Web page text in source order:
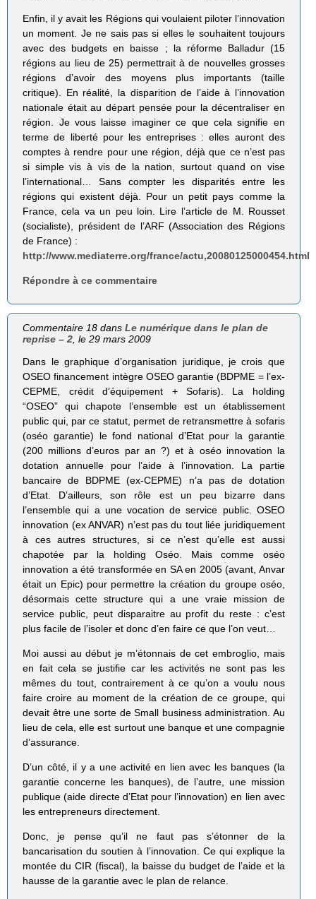
Enfin, il y avait les Régions qui voulaient piloter l’innovation
un moment. Je ne sais pas si elles le souhaitent toujours
avec des budgets en baisse ; la réforme Balladur (15
régions au lieu de 25) permettrait à de nouvelles grosses
régions d’avoir des moyens plus importants (taille
critique). En réalité, la disparition de l’aide à l’innovation
nationale était au départ pensée pour la décentraliser en
région. Je vous laisse imaginer ce que cela signifie en
terme de liberté pour les entreprises : elles auront des
comptes à rendre pour une région, déjà que ce n’est pas
si simple vis à vis de la nation, surtout quand on vise
l’international… Sans compter les disparités entre les
régions qui existent déjà. Pour un petit pays comme la
France, cela va un peu loin. Lire l’article de M. Rousset
(socialiste), président de l’ARF (Association des Régions
de France) :
http://www.mediaterre.org/france/actu,20080125000454.html
Répondre à ce commentaire
Commentaire 18 dansLe numérique dans le plan de
reprise – 2 , le 29 mars 2009
Dans le graphique d’organisation juridique, je crois que
OSEO financement intègre OSEO garantie (BDPME = l’ex-
CEPME, crédit d’équipement + Sofaris). La holding
“OSEO” qui chapote l’ensemble est un établissement
public qui, par ce statut, permet de retransmettre à sofaris
(oséo garantie) le fond national d’Etat pour la garantie
(200 millions d’euros par an ?) et à oséo innovation la
dotation annuelle pour l’aide à l’innovation. La partie
bancaire de BDPME (ex-CEPME) n’a pas de dotation
d’Etat. D’ailleurs, son rôle est un peu bizarre dans
l’ensemble qui a une vocation de service public. OSEO
innovation (ex ANVAR) n’est pas du tout liée juridiquement
à ces autres structures, si ce n’est qu’elle est aussi
chapotée par la holding Oséo. Mais comme oséo
innovation a été transformée en SA en 2005 (avant, Anvar
était un Epic) pour permettre la création du groupe oséo,
désormais cette structure qui a une vraie mission de
service public, peut disparaitre au profit du reste : c’est
plus facile de l’isoler et donc d’en faire ce que l’on veut…
Moi aussi au début je m’étonnais de cet embroglio, mais
en fait cela se justifie car les activités ne sont pas les
mêmes du tout, contrairement à ce qu’on a voulu nous
faire croire au moment de la création de ce groupe, qui
devait être une sorte de Small business administration. Au
lieu de cela, elle est surtout une banque et une compagnie
d’assurance.
D’un côté, il y a une activité en lien avec les banques (la
garantie concerne les banques), de l’autre, une mission
publique (aide directe d’Etat pour l’innovation) en lien avec
les entrepreneurs directement.
Donc, je pense qu’il ne faut pas s’étonner de la
bancarisation du soutien à l’innovation. Ce qui explique la
montée du CIR (fiscal), la baisse du budget de l’aide et la
hausse de la garantie avec le plan de relance.